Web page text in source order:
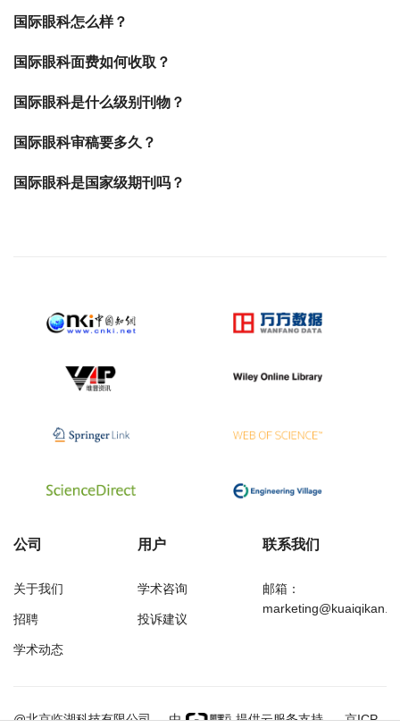
国际眼科怎么样？
国际眼科面费如何收取？
国际眼科是什么级别刊物？
国际眼科审稿要多久？
国际眼科是国家级期刊吗？
公司
关于我们
招聘
学术动态
用户
学术咨询
投诉建议
联系我们
邮箱：
@北京临湖科技有限公司 由 提供云服务支持 京ICP